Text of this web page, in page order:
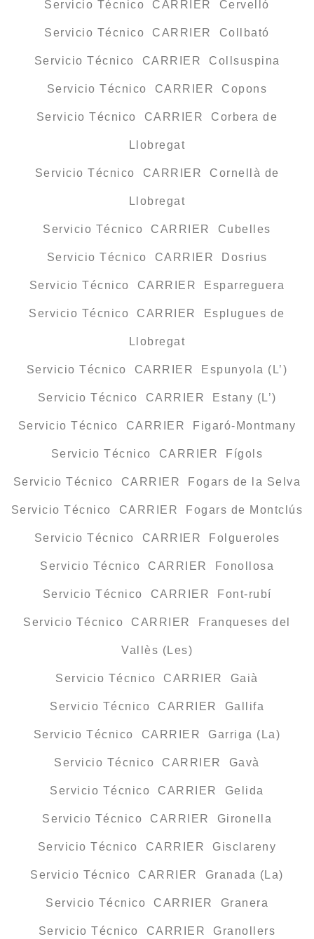
Servicio Técnico CARRIER Cervelló
Servicio Técnico CARRIER Collbató
Servicio Técnico CARRIER Collsuspina
Servicio Técnico CARRIER Copons
Servicio Técnico CARRIER Corbera de
Llobregat
Servicio Técnico CARRIER Cornellà de
Llobregat
Servicio Técnico CARRIER Cubelles
Servicio Técnico CARRIER Dosrius
Servicio Técnico CARRIER Esparreguera
Servicio Técnico CARRIER Esplugues de
Llobregat
Servicio Técnico CARRIER Espunyola (L’)
Servicio Técnico CARRIER Estany (L’)
Servicio Técnico CARRIER Figaró-Montmany
Servicio Técnico CARRIER Fígols
Servicio Técnico CARRIER Fogars de la Selva
Servicio Técnico CARRIER Fogars de Montclús
Servicio Técnico CARRIER Folgueroles
Servicio Técnico CARRIER Fonollosa
Servicio Técnico CARRIER Font-rubí
Servicio Técnico CARRIER Franqueses del
Vallès (Les)
Servicio Técnico CARRIER Gaià
Servicio Técnico CARRIER Gallifa
Servicio Técnico CARRIER Garriga (La)
Servicio Técnico CARRIER Gavà
Servicio Técnico CARRIER Gelida
Servicio Técnico CARRIER Gironella
Servicio Técnico CARRIER Gisclareny
Servicio Técnico CARRIER Granada (La)
Servicio Técnico CARRIER Granera
Servicio Técnico CARRIER Granollers